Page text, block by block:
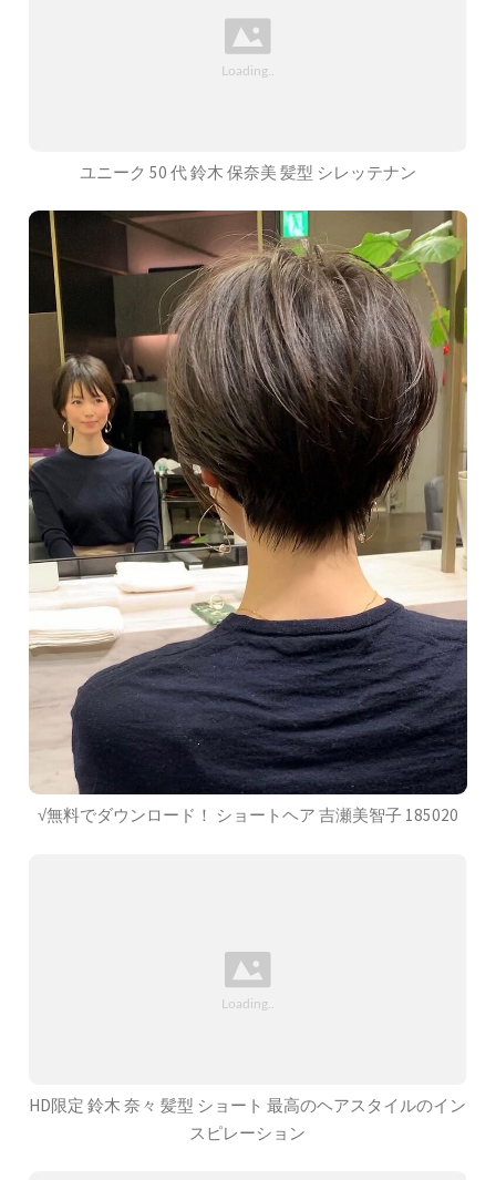
ユニーク 50 代 鈴木 保奈美 髪型 シレッテナン
√無料でダウンロード！ ショートヘア 吉瀬美智子 185020
HD限定 鈴木 奈々 髪型 ショート 最高のヘアスタイルのイン
スピレーション